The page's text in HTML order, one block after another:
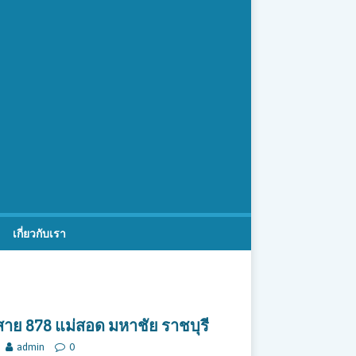
เกี่ยวกับเรา
าย 878 แม่สอด มหาชัย ราชบุรี
admin 0